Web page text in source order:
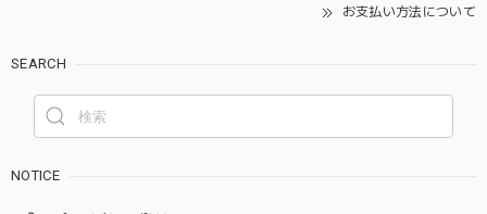
お支払い方法について
SEARCH
NOTICE